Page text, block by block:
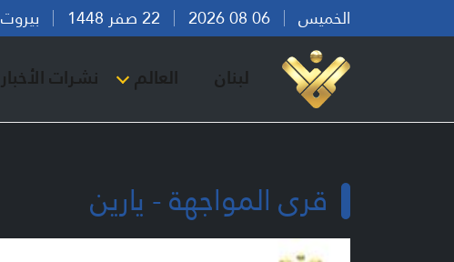
الخميس بيروت 15:29
لبنان العالم نشرات الأخبار
قرى المواجهة - يارين